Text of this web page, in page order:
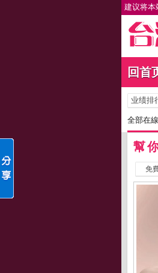
建议将本
回首
业绩排
全部在線
幫
免